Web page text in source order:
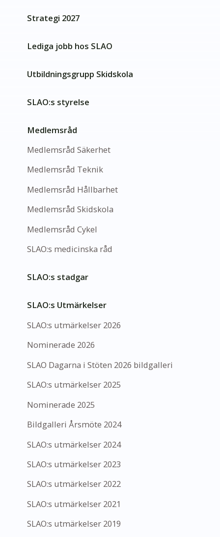
Strategi 2027
Lediga jobb hos SLAO
Utbildningsgrupp Skidskola
SLAO:s styrelse
Medlemsråd
Medlemsråd Säkerhet
Medlemsråd Teknik
Medlemsråd Hållbarhet
Medlemsråd Skidskola
Medlemsråd Cykel
SLAO:s medicinska råd
SLAO:s stadgar
SLAO:s Utmärkelser
SLAO:s utmärkelser 2026
Nominerade 2026
SLAO Dagarna i Stöten 2026 bildgalleri
SLAO:s utmärkelser 2025
Nominerade 2025
Bildgalleri Årsmöte 2024
SLAO:s utmärkelser 2024
SLAO:s utmärkelser 2023
SLAO:s utmärkelser 2022
SLAO:s utmärkelser 2021
SLAO:s utmärkelser 2019